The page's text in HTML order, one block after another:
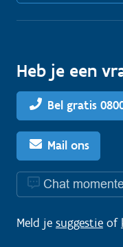
Heb je een
Bel gratis
Mail ons
Chat
Meld je suggestie of